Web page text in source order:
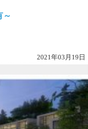
～
2021年03月19日